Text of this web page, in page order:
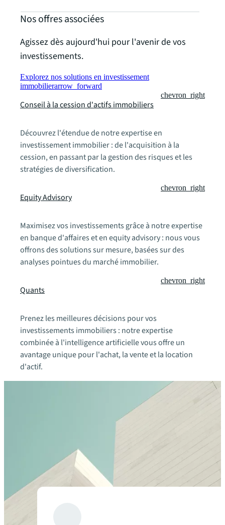
Nos offres associées
Agissez dès aujourd'hui pour l'avenir de vos
investissements.
Explorez nos solutions en investissement
immobilierarrow_forward
Conseil à la cession d'actifs immobiliers
chevron_right
Découvrez l'étendue de notre expertise en
investissement immobilier : de l'acquisition à la
cession, en passant par la gestion des risques et les
stratégies de diversification.
Equity Advisory
chevron_right
Maximisez vos investissements grâce à notre expertise
en banque d'affaires et en equity advisory : nous vous
offrons des solutions sur mesure, basées sur des
analyses pointues du marché immobilier.
Quants
chevron_right
Prenez les meilleures décisions pour vos
investissements immobiliers : notre expertise
combinée à l'intelligence artificielle vous offre un
avantage unique pour l'achat, la vente et la location
d'actif.